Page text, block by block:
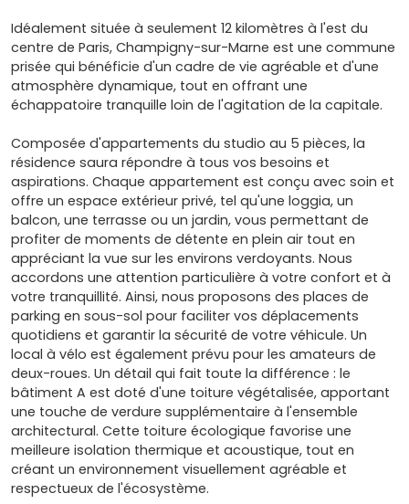
Idéalement située à seulement 12 kilomètres à l'est du
centre de Paris, Champigny-sur-Marne est une commune
prisée qui bénéficie d'un cadre de vie agréable et d'une
atmosphère dynamique, tout en offrant une
échappatoire tranquille loin de l'agitation de la capitale.
Composée d'appartements du studio au 5 pièces, la
résidence saura répondre à tous vos besoins et
aspirations. Chaque appartement est conçu avec soin et
offre un espace extérieur privé, tel qu'une loggia, un
balcon, une terrasse ou un jardin, vous permettant de
profiter de moments de détente en plein air tout en
appréciant la vue sur les environs verdoyants. Nous
accordons une attention particulière à votre confort et à
votre tranquillité. Ainsi, nous proposons des places de
parking en sous-sol pour faciliter vos déplacements
quotidiens et garantir la sécurité de votre véhicule. Un
local à vélo est également prévu pour les amateurs de
deux-roues. Un détail qui fait toute la différence : le
bâtiment A est doté d'une toiture végétalisée, apportant
une touche de verdure supplémentaire à l'ensemble
architectural. Cette toiture écologique favorise une
meilleure isolation thermique et acoustique, tout en
créant un environnement visuellement agréable et
respectueux de l'écosystème.